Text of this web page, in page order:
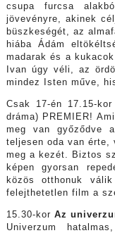
csupa furcsa
jövevényre, akinek
büszkeségét, az
hiába Ádám
madarak és a
Ivan úgy véli, az
mindez Isten műve,
Csak 17-én 17.15-kor
dráma) PREMIER!
meg van győződve
teljesen oda van érte,
meg a kezét. Biztos
képen gyorsan
közös otthonuk
felejthetetlen film a
15.30-kor Az
Univerzum